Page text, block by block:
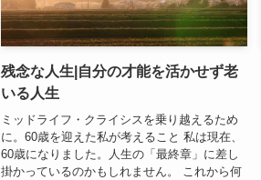
残念な人生|自分の才能を活かせず老
いる人生
ミッドライフ・クライシスを乗り越えるため
に。60歳を迎えた私が考えること 私は現在、
60歳になりました。人生の「最終章」に差し
掛かっているのかもしれません。 これから何